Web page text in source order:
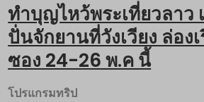
ทำบุญไหว้พระเที่ยวลาว
ปั่นจักยานที่วังเวียง ล่อง
ซอง 24-26 พ.ค นี้
โปรแกรมทริป